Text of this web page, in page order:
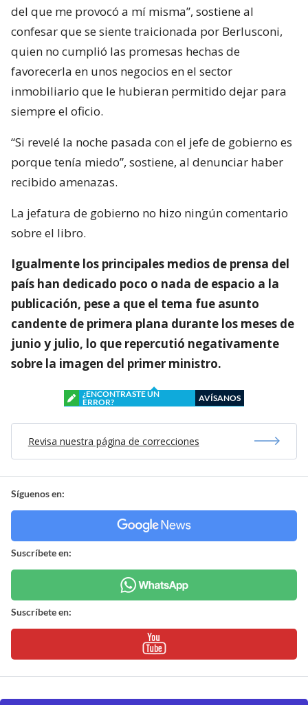
del que me provocó a mí misma”, sostiene al
confesar que se siente traicionada por Berlusconi,
quien no cumplió las promesas hechas de
favorecerla en unos negocios en el sector
inmobiliario que le hubieran permitido dejar para
siempre el oficio.
“Si revelé la noche pasada con el jefe de gobierno es
porque tenía miedo”, sostiene, al denunciar haber
recibido amenazas.
La jefatura de gobierno no hizo ningún comentario
sobre el libro.
Igualmente los principales medios de prensa del
país han dedicado poco o nada de espacio a la
publicación, pese a que el tema fue asunto
candente de primera plana durante los meses de
junio y julio, lo que repercutió negativamente
sobre la imagen del primer ministro.
¿ENCONTRASTE UN
ERROR?
AVÍSANOS
Revisa nuestra página de correcciones
Síguenos en:
Suscríbete en:
Suscríbete en: